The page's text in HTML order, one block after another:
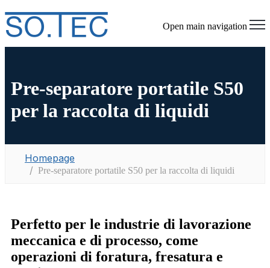
Open main navigation
Pre-separatore portatile S50
per la raccolta di liquidi
Homepage
Pre-separatore portatile S50 per la raccolta di liquidi
Perfetto per le industrie di lavorazione
meccanica e di processo, come
operazioni di foratura, fresatura e